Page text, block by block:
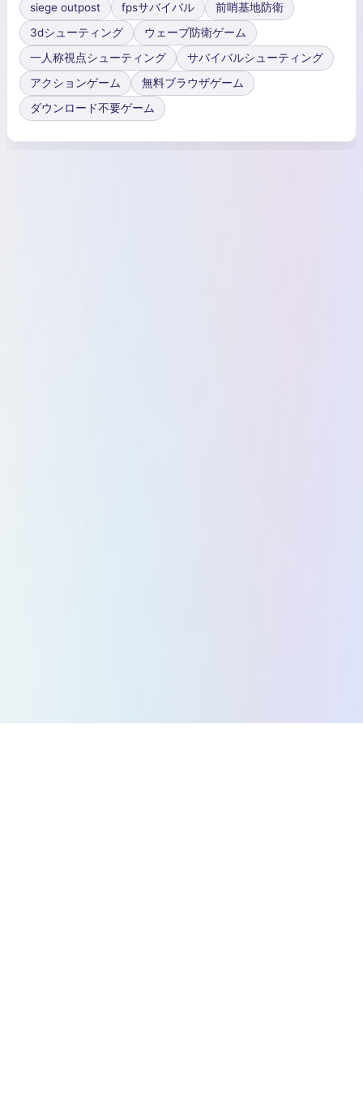
siege outpost fpsサバイバル
前哨基地防衛
3dシューティング
ウェーブ防衛ゲーム
一人称視点シューティング
サバイバルシューティング
アクションゲーム
無料ブラウザゲーム
ダウンロード不要ゲーム